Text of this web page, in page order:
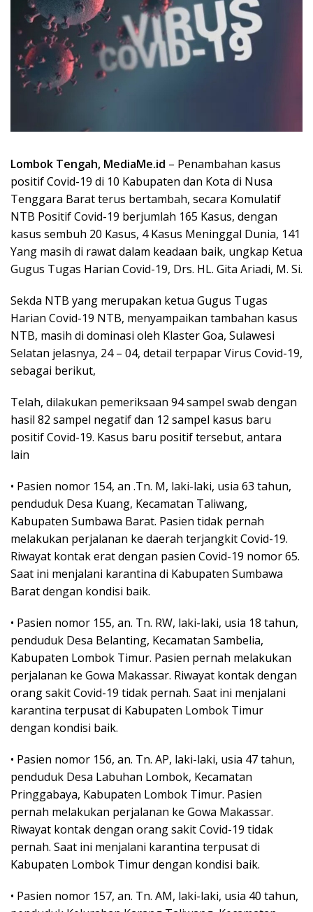
Lombok Tengah, MediaMe.id – Penambahan kasus
positif Covid-19 di 10 Kabupaten dan Kota di Nusa
Tenggara Barat terus bertambah, secara Komulatif
NTB Positif Covid-19 berjumlah 165 Kasus, dengan
kasus sembuh 20 Kasus, 4 Kasus Meninggal Dunia, 141
Yang masih di rawat dalam keadaan baik, ungkap Ketua
Gugus Tugas Harian Covid-19, Drs. HL. Gita Ariadi, M. Si.
Sekda NTB yang merupakan ketua Gugus Tugas
Harian Covid-19 NTB, menyampaikan tambahan kasus
NTB, masih di dominasi oleh Klaster Goa, Sulawesi
Selatan jelasnya, 24 – 04, detail terpapar Virus Covid-19,
sebagai berikut,
Telah, dilakukan pemeriksaan 94 sampel swab dengan
hasil 82 sampel negatif dan 12 sampel kasus baru
positif Covid-19. Kasus baru positif tersebut, antara
lain
• Pasien nomor 154, an .Tn. M, laki-laki, usia 63 tahun,
penduduk Desa Kuang, Kecamatan Taliwang,
Kabupaten Sumbawa Barat. Pasien tidak pernah
melakukan perjalanan ke daerah terjangkit Covid-19.
Riwayat kontak erat dengan pasien Covid-19 nomor 65.
Saat ini menjalani karantina di Kabupaten Sumbawa
Barat dengan kondisi baik.
• Pasien nomor 155, an. Tn. RW, laki-laki, usia 18 tahun,
penduduk Desa Belanting, Kecamatan Sambelia,
Kabupaten Lombok Timur. Pasien pernah melakukan
perjalanan ke Gowa Makassar. Riwayat kontak dengan
orang sakit Covid-19 tidak pernah. Saat ini menjalani
karantina terpusat di Kabupaten Lombok Timur
dengan kondisi baik.
• Pasien nomor 156, an. Tn. AP, laki-laki, usia 47 tahun,
penduduk Desa Labuhan Lombok, Kecamatan
Pringgabaya, Kabupaten Lombok Timur. Pasien
pernah melakukan perjalanan ke Gowa Makassar.
Riwayat kontak dengan orang sakit Covid-19 tidak
pernah. Saat ini menjalani karantina terpusat di
Kabupaten Lombok Timur dengan kondisi baik.
• Pasien nomor 157, an. Tn. AM, laki-laki, usia 40 tahun,